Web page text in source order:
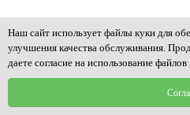
Наш сайт использует файлы куки для
улучшения качества обслуживания.
даете согласие на использование файлов